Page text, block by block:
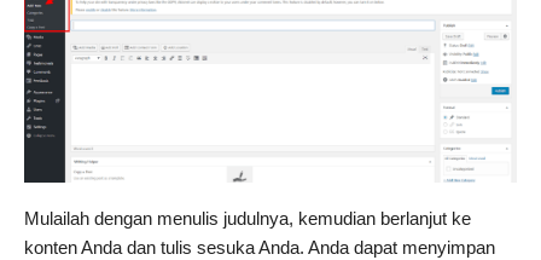
Mulailah dengan menulis judulnya, kemudian berlanjut ke
konten Anda dan tulis sesuka Anda. Anda dapat menyimpan